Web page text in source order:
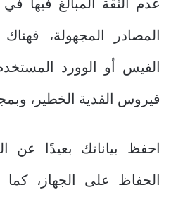
عدم الثقة المبالغ فيها
المصادر المجهولة،
الفيس أو الوورد
فيروس الفدية الخطير،
احفظ بياناتك بعيدًا عن
الحفاظ على الجهاز،